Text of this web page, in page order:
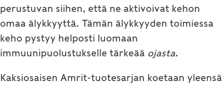
perustuvan siihen, että ne aktivoivat kehon
omaa älykkyyttä. Tämän älykkyyden toimiessa
keho pystyy helposti luomaan
immuunipuolustukselle tärkeää ojasta.
Kaksiosaisen Amrit-tuotesarjan koetaan yleensä